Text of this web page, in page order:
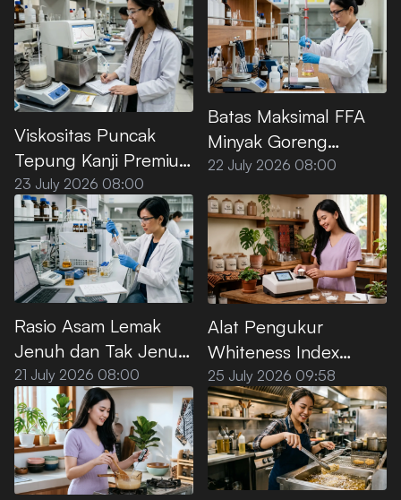
Viskositas Puncak
Tepung Kanji Premium
saat Dipanaskan di Air
23 July 2026 08:00
Batas Maksimal FFA
Minyak Goreng
Premium Menurut SNI
22 July 2026 08:00
Rasio Asam Lemak
Jenuh dan Tak Jenuh
pada Minyak Sawit
Premium
21 July 2026 08:00
Alat Pengukur
Whiteness Index
Tepung Kanji Premium
25 July 2026 09:58